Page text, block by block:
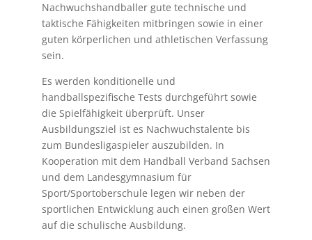
Nachwuchshandballer gute technische und
taktische Fähigkeiten mitbringen sowie in einer
guten körperlichen und athletischen Verfassung
sein.
Es werden konditionelle und
handballspezifische Tests durchgeführt sowie
die Spielfähigkeit überprüft. Unser
Ausbildungsziel ist es Nachwuchstalente bis
zum Bundesligaspieler auszubilden. In
Kooperation mit dem Handball Verband Sachsen
und dem Landesgymnasium für
Sport/Sportoberschule legen wir neben der
sportlichen Entwicklung auch einen großen Wert
auf die schulische Ausbildung.